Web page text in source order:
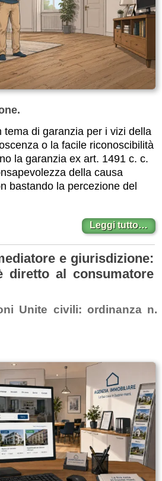
tema di garanzia per i vizi della
o la facile riconoscibilità
la garanzia ex art. 1491 c. c.
della causa
bastando la percezione del
Leggi tutto…
e giurisdizione:
diretto al consumatore
Unite civili: ordinanza n.